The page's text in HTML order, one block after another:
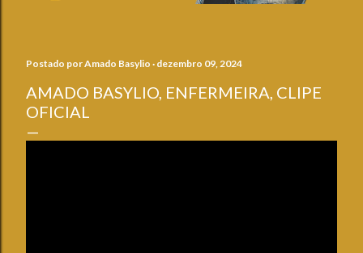
Postado porAmado Basylio dezembro 09, 2024
AMADO BASYLIO, ENFERMEIRA, CLIPE
OFICIAL